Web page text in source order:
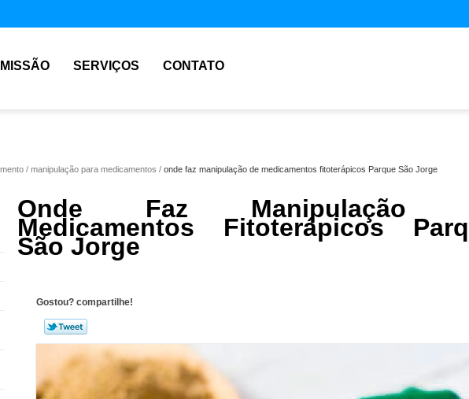
MISSÃO SERVIÇOS CONTATO
manipulação para medicamentos onde faz manipulação de medicamentos fitoterápicos Parque São Jorge
Onde Faz Manipulação
Medicamentos Fitoterápicos
São Jorge
Gostou? compartilhe!